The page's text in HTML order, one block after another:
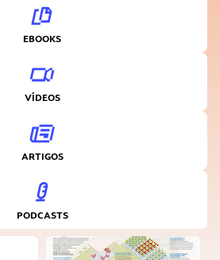
EBOOKS
VÍDEOS
ARTIGOS
PODCASTS